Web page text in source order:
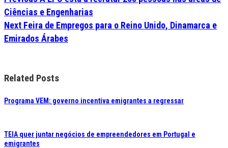
Ciências e Engenharias
Next Feira de Empregos para o Reino Unido, Dinamarca e
Emirados Árabes
Related Posts
Programa VEM: governo incentiva emigrantes a regressar
TEIA quer juntar negócios de empreendedores em Portugal e
emigrantes